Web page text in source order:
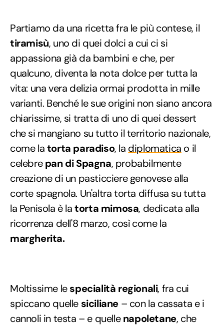
Partiamo da una ricetta fra le più contese, il
tiramisù, uno di quei dolci a cui ci si
appassiona già da bambini e che, per
qualcuno, diventa la nota dolce per tutta la
vita: una vera delizia ormai prodotta in mille
varianti. Benché le sue origini non siano ancora
chiarissime, si tratta di uno di quei dessert
che si mangiano su tutto il territorio nazionale,
come latorta paradiso, la diplomatica o il
celebrepan di Spagna, probabilmente
creazione di un pasticciere genovese alla
corte spagnola. Un'altra torta diffusa su tutta
la Penisola è latorta mimosa, dedicata alla
ricorrenza dell'8 marzo, così come la
margherita.
Moltissime lespecialità regionali, fra cui
spiccano quelle siciliane – con la cassata e i
cannoli in testa – e quellenapoletane, che